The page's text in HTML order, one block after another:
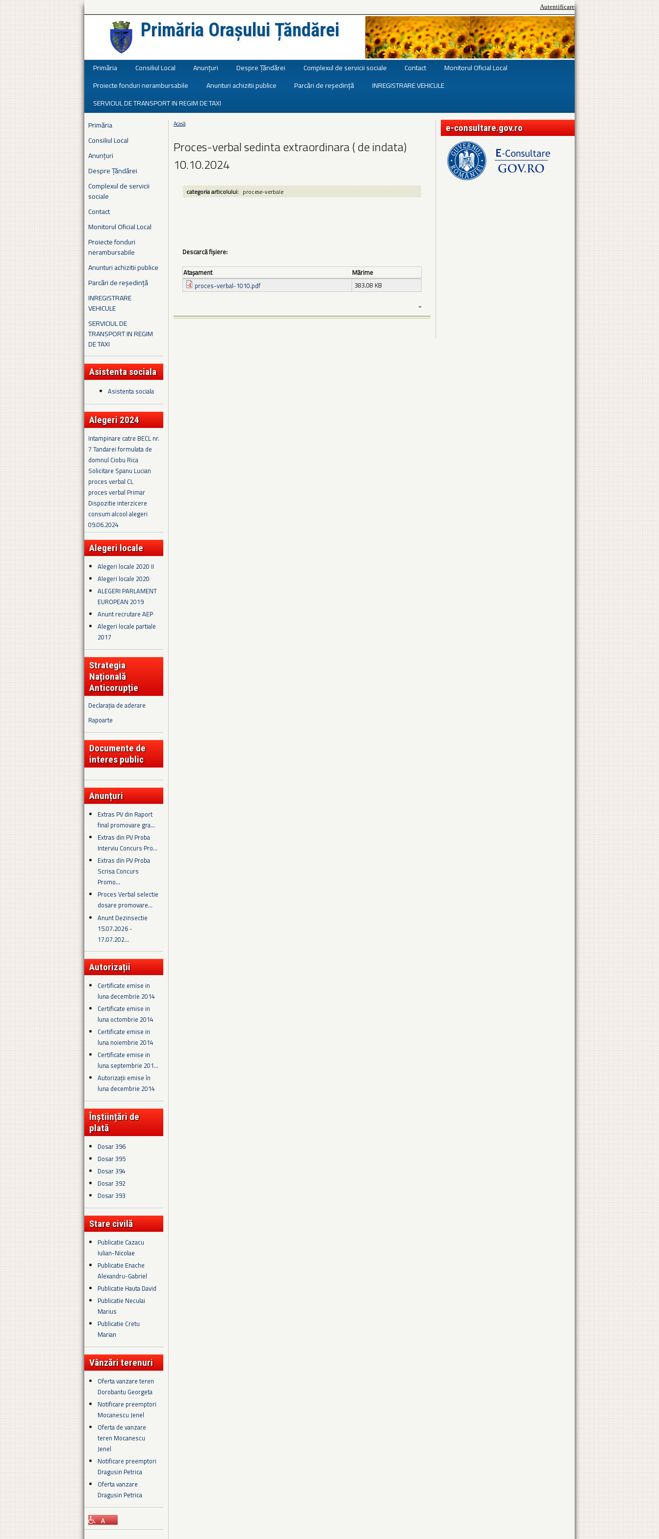
Autentificare
Primăria Orașului Țăndărei
Primăria Consiliul Local Anunțuri Despre Țăndărei Complexul de servicii sociale Contact
Monitorul Oficial Local
Proiecte fonduri nerambursabile
Anunturi achizitii publice Parcări de reședință
INREGISTRARE VEHICULE
SERVICIUL DE TRANSPORT IN REGIM DE TAXI
Primăria
Consiliul Local
Anunțuri
Despre Țăndărei
Complexul de servicii
sociale
Contact
Monitorul Oficial Local
Proiecte fonduri
nerambursabile
Anunturi achizitii publice
Parcări de reședință
INREGISTRARE
VEHICULE
SERVICIUL DE
TRANSPORT IN REGIM
DE TAXI
Asistenta sociala
Asistenta sociala
Alegeri 2024
Intampinare catre BECL nr.
7 Tandarei formulata de
domnul Ciobu Rica
Solicitare Spanu Lucian
proces verbal CL
proces verbal Primar
Dispozitie interzicere
consum alcool alegeri
09.06.2024
Alegeri locale
Alegeri locale 2020 II
Alegeri locale 2020
ALEGERI PARLAMENT
EUROPEAN 2019
Anunt recrutare AEP
Alegeri locale partiale
2017
Strategia
Națională
Anticorupție
Declarația de aderare
Rapoarte
Documente de
interes public
Anunțuri
Extras PV din Raport
final promovare gra...
Extras din PV Proba
Interviu Concurs Pro...
Extras din PV Proba
Scrisa Concurs
Promo...
Proces Verbal selectie
dosare promovare...
Anunt Dezinsectie
15.07.2026 -
17.07.202...
Autorizații
Certificate emise in
luna decembrie 2014
Certificate emise in
luna octombrie 2014
Certificate emise in
luna noiembrie 2014
Certificate emise in
luna septembrie 201...
Autorizații emise în
luna decembrie 2014
Înștiințări de
plată
Dosar 396
Dosar 395
Dosar 394
Dosar 392
Dosar 393
Stare civilă
Publicatie Cazacu
Iulian-Nicolae
Publicatie Enache
Alexandru-Gabriel
Publicatie Hauta David
Publicatie Neculai
Marius
Publicatie Cretu
Marian
Vânzări terenuri
Oferta vanzare teren
Dorobantu Georgeta
Notificare preemptori
Mocanescu Jenel
Oferta de vanzare
teren Mocanescu
Jenel
Notificare preemptori
Dragusin Petrica
Oferta vanzare
Dragusin Petrica
Eşti aici
Acasă
Proces-verbal sedinta extraordinara ( de indata)
10.10.2024
categoria articolului: procese-verbale
Descarcă fișiere:
Ataşament
Mărime
proces-verbal-1010.pdf
383.08 KB
»
e-consultare.gov.ro